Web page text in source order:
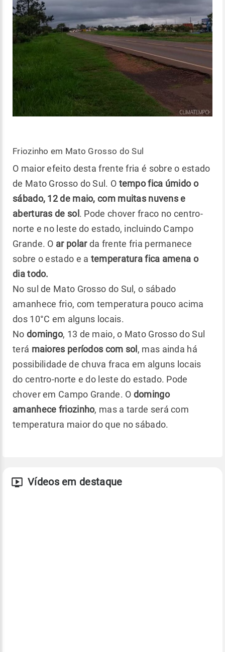
Friozinho em Mato Grosso do Sul
O maior efeito desta frente fria é sobre o estado
de Mato Grosso do Sul. O tempo fica úmido o
sábado, 12 de maio, com muitas nuvens e
aberturas de sol . Pode chover fraco no centro-
norte e no leste do estado, incluindo Campo
Grande. O ar polarda frente fria permanece
sobre o estado e a temperatura fica amena o
dia todo.
No sul de Mato Grosso do Sul, o sábado
amanhece frio, com temperatura pouco acima
dos 10°C em alguns locais.
No domingo, 13 de maio, o Mato Grosso do Sul
terá maiores períodos com sol , mas ainda há
possibilidade de chuva fraca em alguns locais
do centro-norte e do leste do estado. Pode
chover em Campo Grande. O domingo
amanhece friozinho, mas a tarde será com
temperatura maior do que no sábado.
Vídeos em destaque